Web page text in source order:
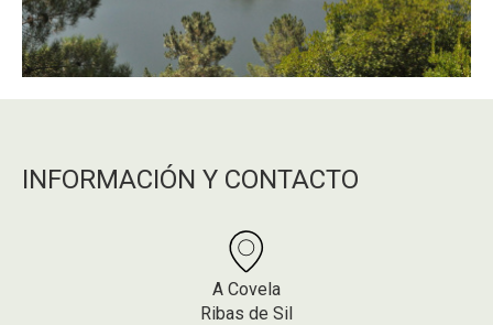
INFORMACIÓN Y CONTACTO
A Covela
Ribas de Sil